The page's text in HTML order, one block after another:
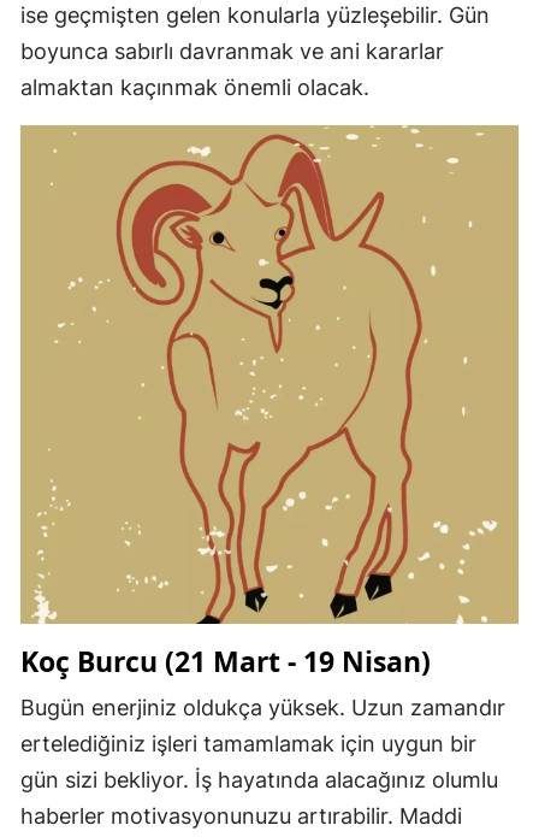
ise geçmişten gelen konularla yüzleşebilir. Gün
boyunca sabırlı davranmak ve ani kararlar
almaktan kaçınmak önemli olacak.
Koç Burcu (21 Mart - 19 Nisan)
Bugün enerjiniz oldukça yüksek. Uzun zamandır
ertelediğiniz işleri tamamlamak için uygun bir
gün sizi bekliyor. İş hayatında alacağınız olumlu
haberler motivasyonunuzu artırabilir. Maddi